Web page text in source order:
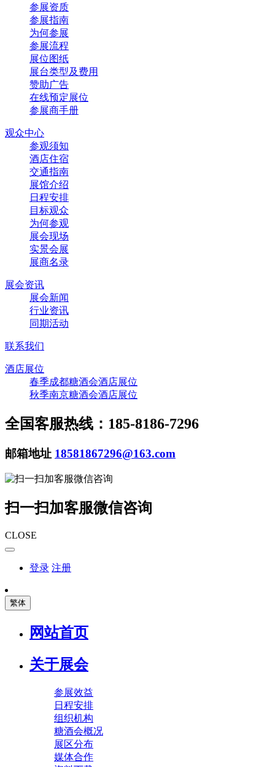
参展资质
参展指南
为何参展
参展流程
展位图纸
展台类型及费用
赞助广告
在线预定展位
参展商手册
观众中心
参观须知
酒店住宿
交通指南
展馆介绍
日程安排
目标观众
为何参观
展会现场
实景会展
展商名录
展会资讯
展会新闻
行业资讯
同期活动
联系我们
酒店展位
春季成都糖酒会酒店展位
秋季南京糖酒会酒店展位
全国客服热线：185-8186-7296
邮箱地址 18581867296@163.com
扫一扫加客服微信咨询
CLOSE
登录 注册
繁体
网站首页
关于展会
参展效益
日程安排
组织机构
糖酒会概况
展区分布
媒体合作